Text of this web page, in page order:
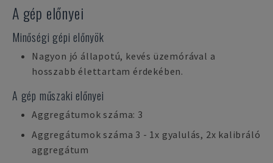
A gép előnyei
Minőségi gépi előnyök
Nagyon jó állapotú, kevés üzemórával a
hosszabb élettartam érdekében.
A gép műszaki előnyei
Aggregátumok száma: 3
Aggregátumok száma 3 - 1x gyalulás, 2x kalibráló
aggregátum